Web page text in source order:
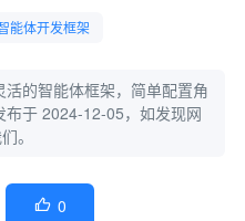
能体开发框架
活的智能体框架，简单配置角
布于 2024-12-05，如发现网
。
 0